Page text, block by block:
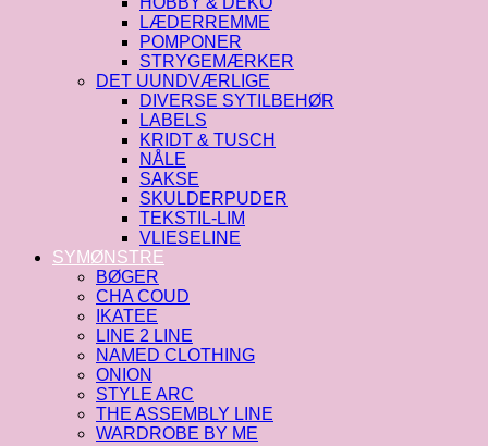
LÆDERREMME
POMPONER
STRYGEMÆRKER
DET UUNDVÆRLIGE
DIVERSE SYTILBEHØR
LABELS
KRIDT & TUSCH
NÅLE
SAKSE
SKULDERPUDER
TEKSTIL-LIM
VLIESELINE
SYMØNSTRE
BØGER
CHA COUD
IKATEE
LINE 2 LINE
NAMED CLOTHING
ONION
STYLE ARC
THE ASSEMBLY LINE
WARDROBE BY ME